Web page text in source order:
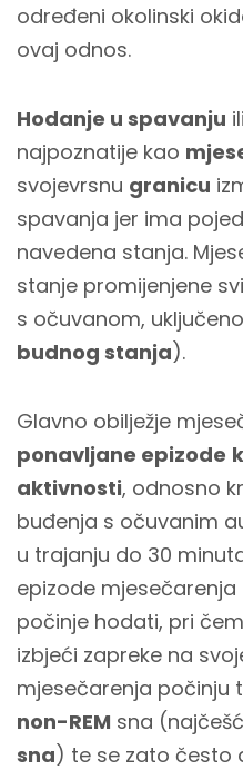
određeni okolinski
ovaj odnos.
Hodanje u spavanju ili
najpoznatije kao
svojevrsnu granicu
spavanja jer ima
navedena stanja.
stanje promijenjene
s očuvanom,
budnog stanja).
Glavno obilježje
ponavljane epizode
aktivnosti, odnosno
buđenja s očuvanim
u trajanju do 30
epizode
počinje hodati, pri
izbjeći zapreke na
mjesečarenja počinju
non-REM sna
sna) te se zato često